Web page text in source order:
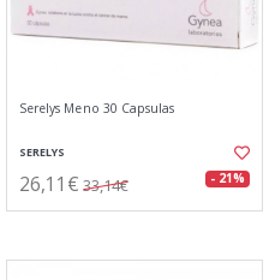
Serelys Meno 30 Capsulas
SERELYS
26,11€ 33,14€ - 21%